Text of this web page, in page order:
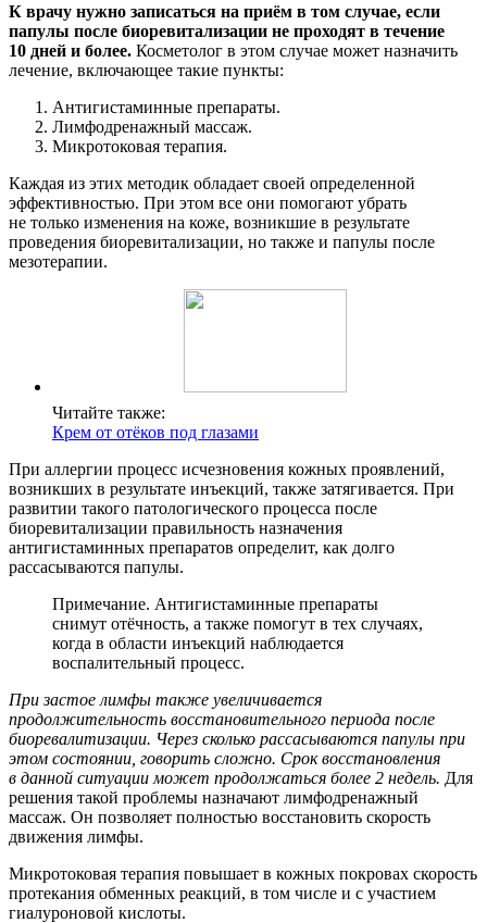
К врачу нужно записаться на приём в том случае, если
папулы после биоревитализации не проходят в течение
10 дней и более. Косметолог в этом случае может назначить
лечение, включающее такие пункты:
Антигистаминные препараты.
Лимфодренажный массаж.
Микротоковая терапия.
Каждая из этих методик обладает своей определенной
эффективностью. При этом все они помогают убрать
не только изменения на коже, возникшие в результате
проведения биоревитализации, но также и папулы после
мезотерапии.
Читайте также:
Крем от отёков под глазами
При аллергии процесс исчезновения кожных проявлений,
возникших в результате инъекций, также затягивается. При
развитии такого патологического процесса после
биоревитализации правильность назначения
антигистаминных препаратов определит, как долго
рассасываются папулы.
Примечание. Антигистаминные препараты
снимут отёчность, а также помогут в тех случаях,
когда в области инъекций наблюдается
воспалительный процесс.
При застое лимфы также увеличивается
продолжительность восстановительного периода после
биоревалитизации. Через сколько рассасываются папулы при
этом состоянии, говорить сложно. Срок восстановления
в данной ситуации может продолжаться более 2 недель. Для
решения такой проблемы назначают лимфодренажный
массаж. Он позволяет полностью восстановить скорость
движения лимфы.
Микротоковая терапия повышает в кожных покровах скорость
протекания обменных реакций, в том числе и с участием
гиалуроновой кислоты.